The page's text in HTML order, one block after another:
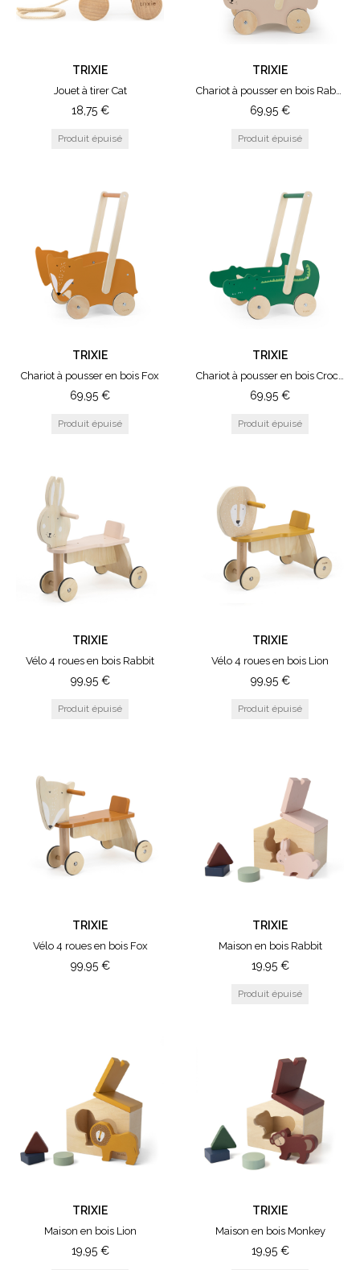
TRIXIE
Jouet à tirer Cat
18,75 €
TRIXIE
Chariot à pousser en bois Rabbit
69,95 €
TRIXIE
Chariot à pousser en bois Fox
69,95 €
TRIXIE
Chariot à pousser en bois Crocodile
69,95 €
TRIXIE
Vélo 4 roues en bois Rabbit
99,95 €
TRIXIE
Vélo 4 roues en bois Lion
99,95 €
TRIXIE
Vélo 4 roues en bois Fox
99,95 €
TRIXIE
Maison en bois Rabbit
19,95 €
TRIXIE
Maison en bois Lion
19,95 €
TRIXIE
Maison en bois Monkey
19,95 €